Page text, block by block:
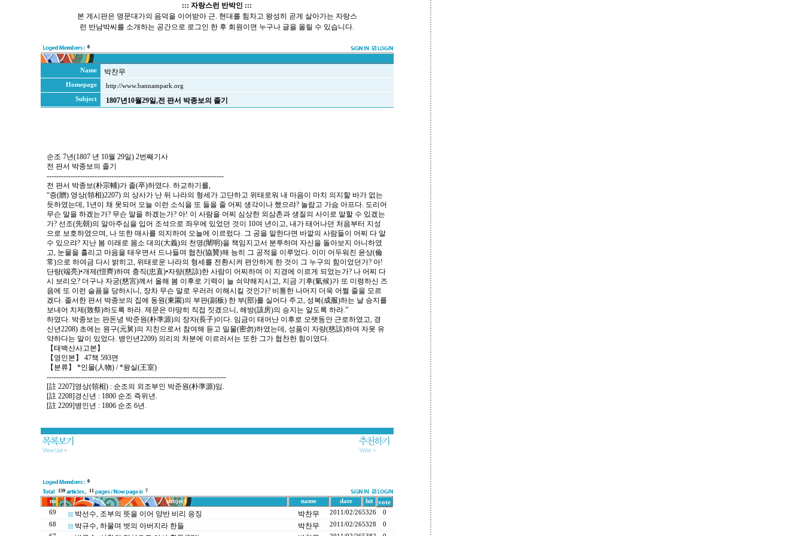
::: 자랑스런 반박인 :::
본 게시판은 명문대가의 음덕을 이어받아 근. 현대를 힘차고 왕성히 곧게 살아가는 자랑스
런 반남박씨를 소개하는 공간으로 로그인 한 후 회원이면 누구나 글을 올릴 수 있습니다.
0
Name 박찬무
Homepage
http://www.bannampark.org
Subject
1807년10월29일,전 판서 박종보의 졸기
순조 7년(1807 년 10월 29일) 2번째기사
전 판서 박종보의 졸기
--------------------------------------------------------------------------
전 판서 박종보(朴宗輔)가 졸(卒)하였다. 하교하기를,
“증(贈) 영상(領相)2207) 의 상사가 난 뒤 나라의 형세가 고단하고 위태로워 내 마음이 마치 의지할 바가 없는
듯하였는데, 1년이 채 못되어 오늘 이런 소식을 또 들을 줄 어찌 생각이나 했으랴? 놀랍고 가슴 아프다. 도리어
무슨 말을 하겠는가? 무슨 말을 하겠는가? 아! 이 사람을 어찌 심상한 외삼촌과 생질의 사이로 말할 수 있겠는
가? 선조(先朝)의 알아주심을 입어 조석으로 좌우에 있었던 것이 10여 년이고, 내가 태어나던 처음부터 지성
으로 보호하였으며, 나 또한 매사를 의지하여 오늘에 이르렀다. 그 공을 말한다면 바깥의 사람들이 어찌 다 알
수 있으랴? 지난 봄 이래로 몸소 대의(大義)의 천명(闡明)을 책임지고서 분투하며 자신을 돌아보지 아니하였
고, 눈물을 흘리고 마음을 태우면서 드나들며 협찬(協贊)해 능히 그 공적을 이루었다. 이미 어두워진 윤상(倫
常)으로 하여금 다시 밝히고, 위태로운 나라의 형세를 전환시켜 편안하게 한 것이 그 누구의 힘이었던가? 아!
단량(端亮)•개제(愷齊)하며 충직(忠直)•자량(慈諒)한 사람이 어찌하여 이 지경에 이르게 되었는가? 나 어찌 다
시 보리오? 더구나 자궁(慈宮)께서 올해 봄 이후로 기력이 늘 쇠약해지시고, 지금 기후(氣候)가 또 미령하신 즈
음에 또 이런 슬픔을 당하시니, 장차 무슨 말로 우러러 이해시킬 것인가? 비통한 나머지 더욱 어쩔 줄을 모르
겠다. 졸서한 판서 박종보의 집에 동원(東園)의 부판(副板) 한 부(部)를 실어다 주고, 성복(成服)하는 날 승지를
보내어 치제(致祭)하도록 하라. 제문은 마땅히 직접 짓겠으니, 해방(該房)의 승지는 알도록 하라.”
하였다. 박종보는 판돈녕 박준원(朴準源)의 장자(長子)이다. 임금이 태어난 이후로 오랫동안 근로하였고, 경
신년2208) 초에는 원구(元舅)의 지친으로서 참여해 듣고 밀물(密勿)하였는데, 성품이 자량(慈諒)하여 자못 유
약하다는 말이 있었다. 병인년2209) 의리의 처분에 이르러서는 또한 그가 협찬한 힘이였다.
【태백산사고본】
【영인본】 47책 593면
【분류】 *인물(人物) / *왕실(王室)
---------------------------------------------------------------------------
[註 2207]영상(領相) : 순조의 외조부인 박준원(朴準源)임.
[註 2208]경신년 : 1800 순조 즉위년.
[註 2209]병인년 : 1806 순조 6년.
0
159
11 7
no subject name date hit
vote
69
박선수, 조부의 뜻을 이어 양반 비리 응징 박찬무 2011/02/265326
0
68
박규수, 하물며 벗의 아버지라 한들 박찬무 2011/02/265328
0